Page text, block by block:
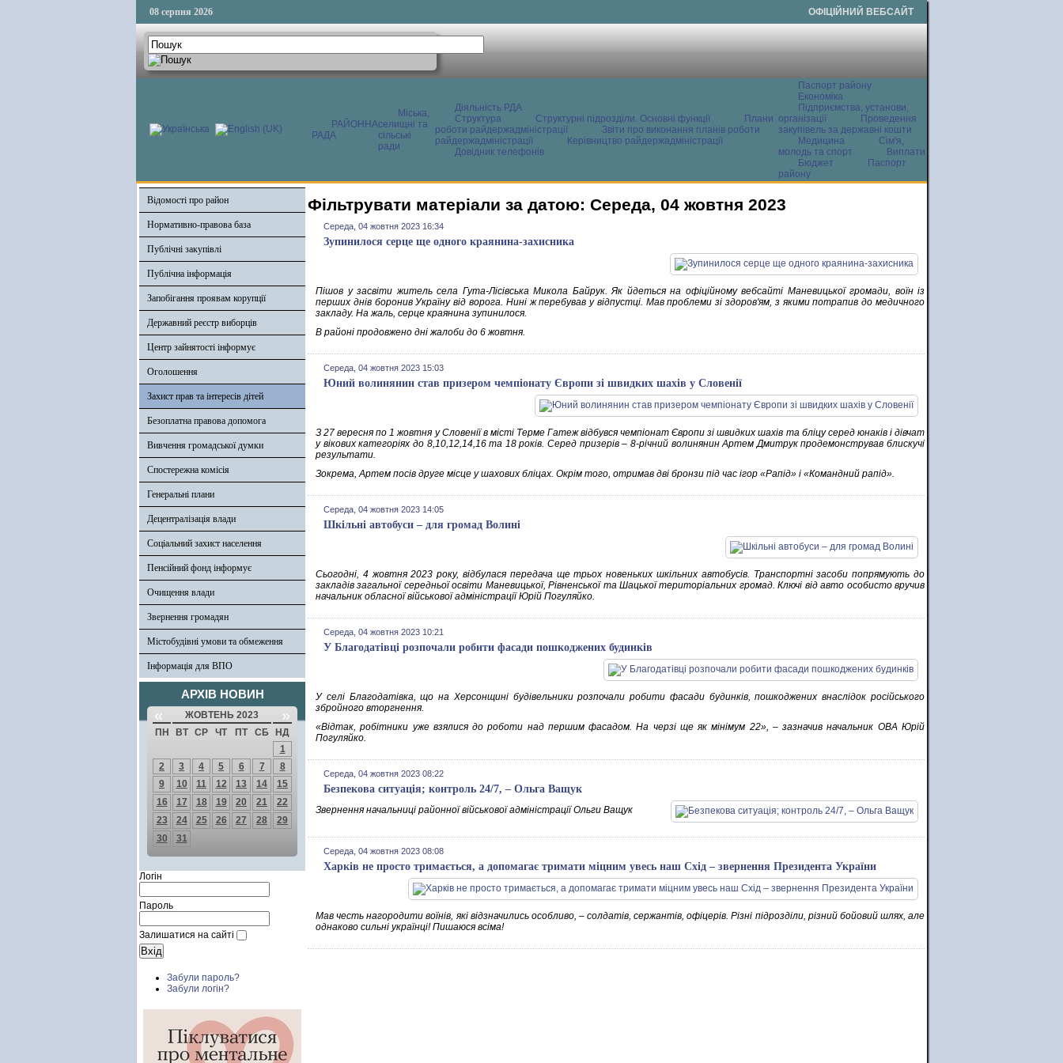
08 серпня 2026 ОФІЦІЙНИЙ ВЕБСАЙТ
РАЙОННА
РАДА
Міська,
селищні та
сільські
ради
Діяльність РДА
Структура
Структурні підрозділи. Основні функції
Плани
роботи райдержадміністрації
Звіти про виконання планів роботи
райдержадміністрації
Керівництво райдержадміністрації
Довідник телефонів
Паспорт району
Економіка
Підприємства, установи,
організації
Проведення
закупівель за державні кошти
Медицина
Сім'я,
молодь та спорт
Виплати
Бюджет
Паспорт
району
Відомості про район
Нормативно-правова база
Публічні закупівлі
Публічна інформація
Запобігання проявам корупції
Державний реєстр виборців
Центр зайнятості інформує
Оголошення
Захист прав та інтересів дітей
Безоплатна правова допомога
Вивчення громадської думки
Спостережна комісія
Генеральні плани
Децентралізація влади
Соціальний захист населення
Пенсійний фонд інформує
Очищення влади
Звернення громадян
Містобудівні умови та обмеження
Інформація для ВПО
АРХІВ НОВИН
« ЖОВТЕНЬ 2023 »
ПН ВТ СР ЧТ ПТ СБ
НД
1
2
3 4 5 6 7
8
9
10 11 12 13 14
15
16
17 18 19 20 21
22
23
24 25 26 27 28
29
30
31
Логін
Пароль
Залишатися на сайті
Забули пароль?
Забули логін?
Фільтрувати матеріали за датою: Середа, 04 жовтня 2023
Середа, 04 жовтня 2023 16:34
Зупинилося серце ще одного краянина-захисника
Пішов у засвіти житель села Гута-Лісівська Микола Байрук. Як йдеться на офіційному вебсайті Маневицької громади, воїн із
перших днів боронив Україну від ворога. Нині ж перебував у відпустці. Мав проблеми зі здоров'ям, з якими потрапив до медичного
закладу. На жаль, серце краянина зупинилося.
В районі продовжено дні жалоби до 6 жовтня.
Середа, 04 жовтня 2023 15:03
Юний волинянин став призером чемпіонату Європи зі швидких шахів у Словенії
З 27 вересня по 1 жовтня у Словенії в місті Терме Гатеж відбувся чемпіонат Європи зі швидких шахів та бліцу серед юнаків і дівчат
у вікових категоріях до 8,10,12,14,16 та 18 років. Серед призерів – 8-річний волинянин Артем Дмитрук продемонстрував блискучі
результати.
Зокрема, Артем посів друге місце у шахових бліцах. Окрім того, отримав дві бронзи під час ігор «Рапід» і «Командний рапід».
Середа, 04 жовтня 2023 14:05
Шкільні автобуси – для громад Волині
Сьогодні, 4 жовтня 2023 року, відбулася передача ще трьох новеньких шкільних автобусів. Транспортні засоби попрямують до
закладів загальної середньої освіти Маневицької, Рівненської та Шацької територіальних громад. Ключі від авто особисто вручив
начальник обласної військової адміністрації Юрій Погуляйко.
Середа, 04 жовтня 2023 10:21
У Благодатівці розпочали робити фасади пошкоджених будинків
У селі Благодатівка, що на Херсонщині будівельники розпочали робити фасади будинків, пошкоджених внаслідок російського
збройного вторгнення.
«Відтак, робітники уже взялися до роботи над першим фасадом. На черзі ще як мінімум 22», – зазначив начальник ОВА Юрій
Погуляйко.
Середа, 04 жовтня 2023 08:22
Безпекова ситуація; контроль 24/7, – Ольга Ващук
Звернення начальниці районної військової адміністрації Ольги Ващук
Середа, 04 жовтня 2023 08:08
Харків не просто тримається, а допомагає тримати міцним увесь наш Cхід – звернення Президента України
Мав честь нагородити воїнів, які відзначились особливо, – солдатів, сержантів, офіцерів. Різні підрозділи, різний бойовий шлях, але
однаково сильні українці! Пишаюся всіма!